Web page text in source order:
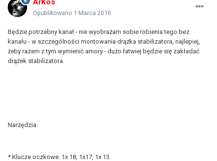
ArKos
Opublikowano 1 Marca 2010
Będzie potrzebny kanał - nie wyobrażam sobie robienia tego bez
kanału - w szczególności montowania drążka stabilizatora, najlepiej,
żeby razem z tym wymienić amory - dużo łatwiej będzie się zakładać
drążek stabilizatora.
Narzędzia:
* Klucze oczkowe: 1x 18, 1x17, 1x 13